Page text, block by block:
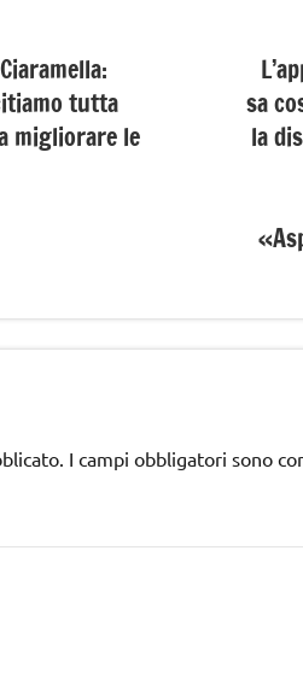
tutta
migliorare le
sa
la
I campi obbligatori sono